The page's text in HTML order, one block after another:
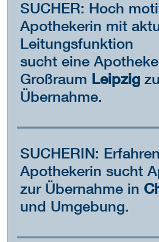
SUCHER: Hoch
Apothekerin mit
Leitungsfunktion
sucht eine
Großraum Leipzig
Übernahme.
SUCHERIN:
Apothekerin sucht
zur Übernahme in
und Umgebung.